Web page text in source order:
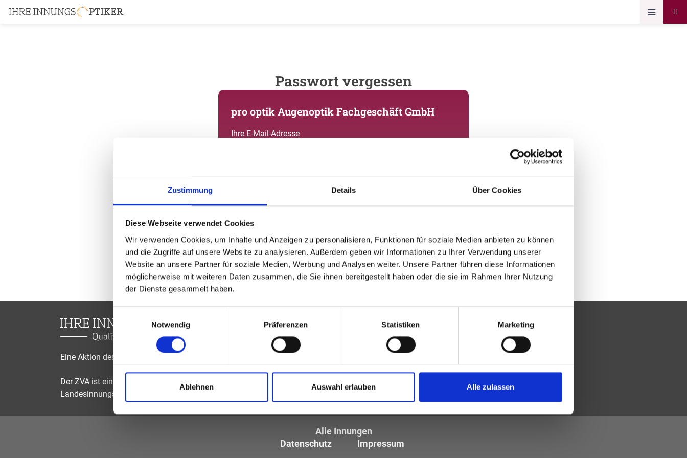
Zustimmung Details Über Cookies
Diese Webseite verwendet Cookies
Wir verwenden Cookies, um Inhalte und Anzeigen zu personalisieren, Funktionen für soziale Medien anbieten zu können
und die Zugriffe auf unsere Website zu analysieren. Außerdem geben wir Informationen zu Ihrer Verwendung unserer
Website an unsere Partner für soziale Medien, Werbung und Analysen weiter. Unsere Partner führen diese Informationen
möglicherweise mit weiteren Daten zusammen, die Sie ihnen bereitgestellt haben oder die sie im Rahmen Ihrer Nutzung
der Dienste gesammelt haben.
Notwendig
Präferenzen Statistiken Marketing
Ablehnen Auswahl erlauben Alle zulassen
Passwort vergessen
pro optik Augenoptik Fachgeschäft GmbH
Ihre E-Mail-Adresse
Eine Aktion des Zentralverbandes der Augenoptiker und Optometristen (ZVA)
Der ZVA ist ein Bundesinnungsverband, seine Mitglieder sind die
Landesinnungsverbände und Landesinnungen des Augenoptikerhandwerks.
Alle Innungen
Datenschutz
Impressum